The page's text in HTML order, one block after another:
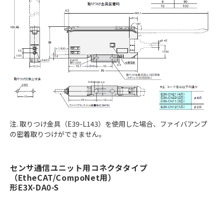
注. 取りつけ金具（E39-L143）を使用した場合、ファイバアンプ
の密着取りつけができません。
センサ通信ユニット用コネクタタイプ
（EtheCAT/CompoNet用）
形E3X-DA0-S